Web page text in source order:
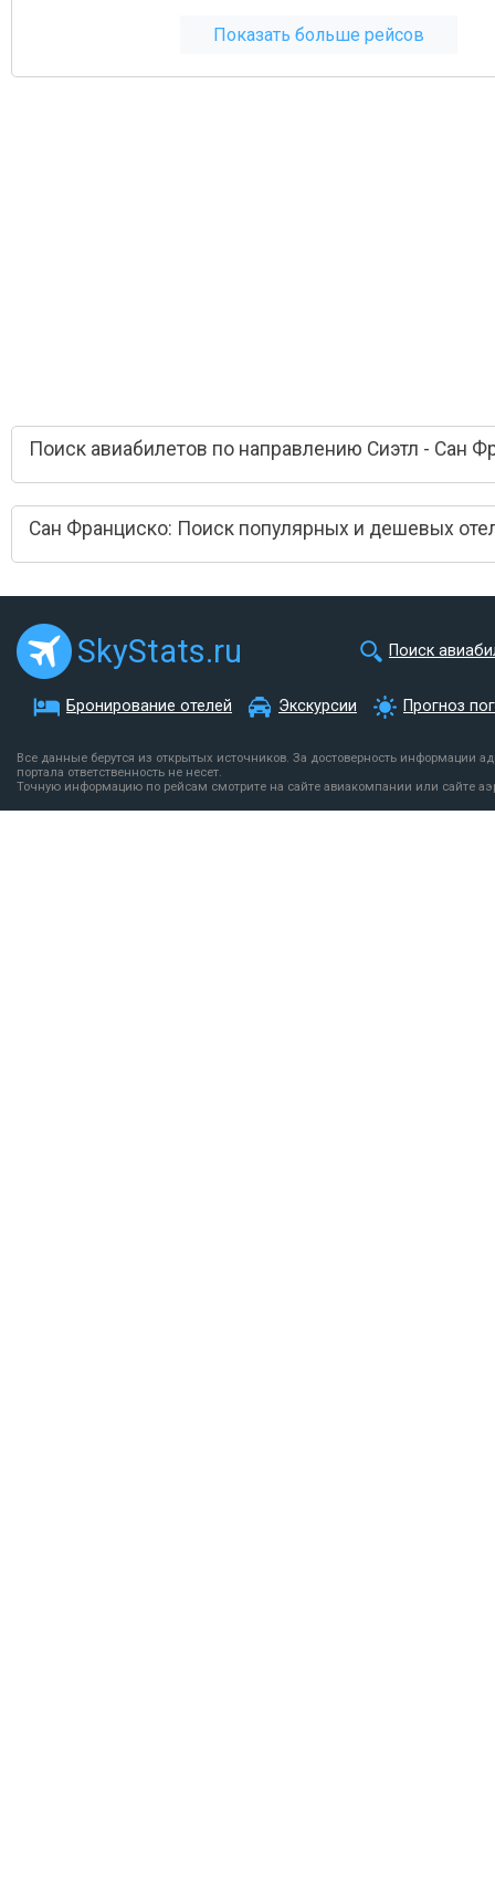
Показать больше рейсов
Поиск авиабилетов по направлению Сиэтл - Сан
Сан Франциско: Поиск популярных и дешевых
SkyStats.ru Поиск
Бронирование отелей Экскурсии Прогноз
Все данные берутся из открытых источников. За достоверность информации
портала ответственность не несет.
Точную информацию по рейсам смотрите на сайте авиакомпании или сайте